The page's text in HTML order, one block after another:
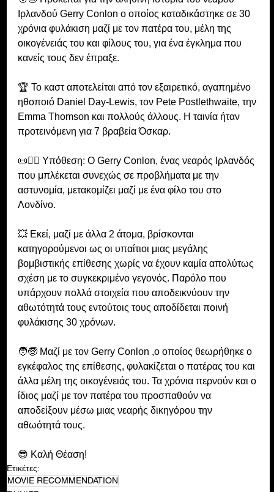
Ιρλανδού Gerry Conlon ο οποίος καταδικάστηκε σε 30
χρόνια φυλάκιση μαζί με τον πατέρα του, μέλη της
οικογένειάς του και φίλους του, για ένα έγκλημα που
κανείς τους δεν έπραξε.
🏆 Το καστ αποτελείται από τον εξαιρετικό, αγαπημένο
ηθοποιό Daniel Day-Lewis, τον Pete Postlethwaite, την
Emma Thomson και πολλούς άλλους. Η ταινία ήταν
προτεινόμενη για 7 βραβεία Όσκαρ.
📜💂‍♀️ Υπόθεση: O Gerry Conlon, ένας νεαρός Ιρλανδός
που μπλέκεται συνεχώς σε προβλήματα με την
αστυνομία, μετακομίζει μαζί με ένα φίλο του στο
Λονδίνο.
💥 Εκεί, μαζί με άλλα 2 άτομα, βρίσκονται
κατηγορούμενοι ως οι υπαίτιοι μιας μεγάλης
βομβιστικής επίθεσης χωρίς να έχουν καμία απολύτως
σχέση με το συγκεκριμένο γεγονός. Παρόλο που
υπάρχουν πολλά στοιχεία που αποδεικνύουν την
αθωτότητά τους εντούτοις τους αποδίδεται ποινή
φυλάκισης 30 χρόνων.
🧑‍🧓 Μαζί με τον Gerry Conlon ,ο οποίος θεωρήθηκε ο
εγκέφαλος της επίθεσης, φυλακίζεται ο πατέρας του και
άλλα μέλη της οικογένειάς του. Τα χρόνια περνούν και ο
ίδιος μαζί με τον πατέρα του προσπαθούν να
αποδείξουν μέσω μιας νεαρής δικηγόρου την
αθωότητά τους.
😎 Καλή Θέαση!
Ετικέτες:
MOVIE RECOMMENDATION